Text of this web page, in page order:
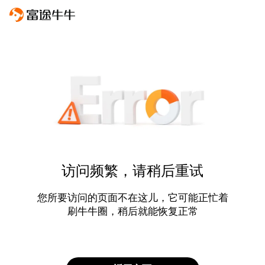
访问频繁，请稍后重试
您所要访问的页面不在这儿，它可能正忙着
刷牛牛圈，稍后就能恢复正常